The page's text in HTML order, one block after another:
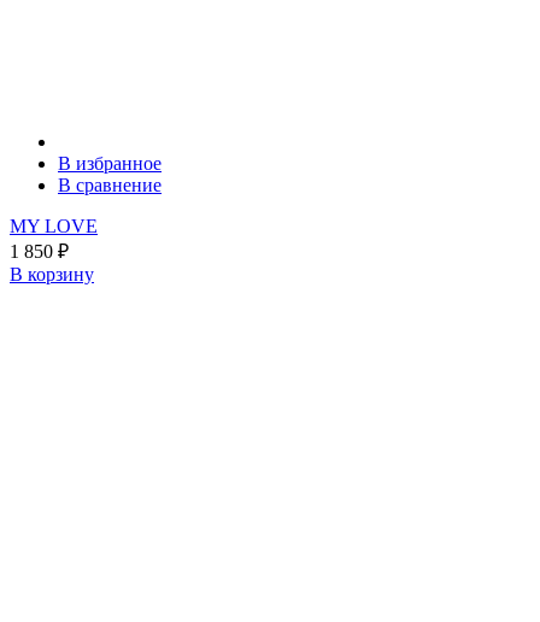
В избранное
В сравнение
MY LOVE
1 850 ₽
В корзину